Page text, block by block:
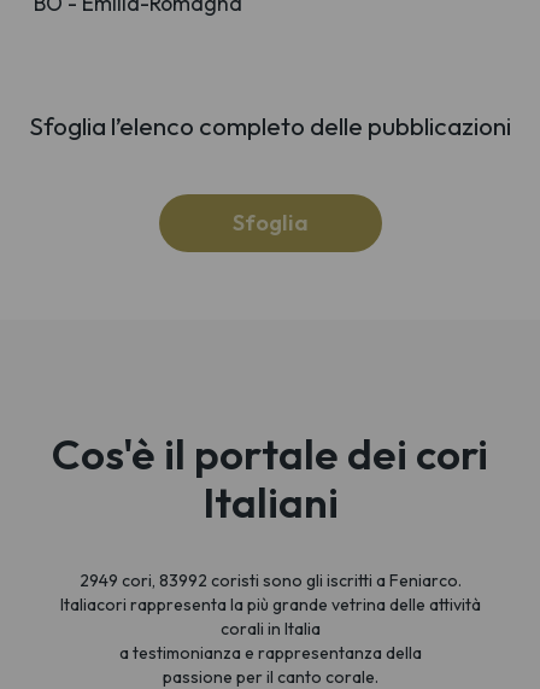
Sfoglia l’elenco completo delle pubblicazioni
Sfoglia
Cos'è il portale dei cori
Italiani
2949 cori, 83992 coristi sono gli iscritti a Feniarco.
Italiacori rappresenta la più grande vetrina delle attività
corali in Italia
a testimonianza e rappresentanza della
passione per il canto corale.